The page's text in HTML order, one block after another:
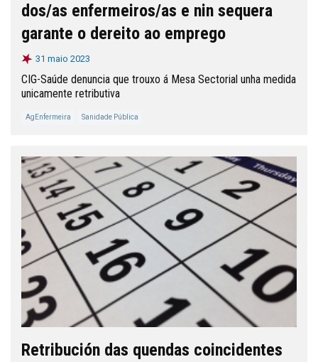
dos/as enfermeiros/as e nin sequera
garante o dereito ao emprego
31 maio 2023
CIG-Saúde denuncia que trouxo á Mesa Sectorial unha medida
unicamente retributiva
AgEnfermeira Sanidade Pública
Retribución das quendas coincidentes